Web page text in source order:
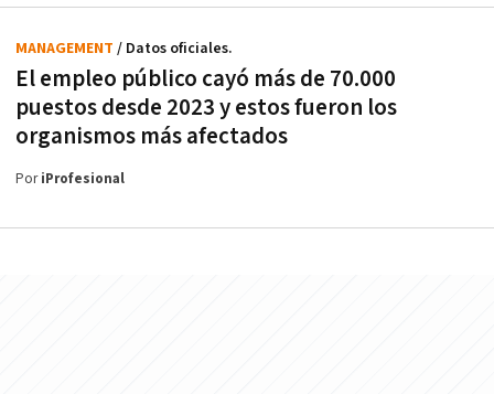
El empleo público cayó más de 70.000
puestos desde 2023 y estos fueron los
organismos más afectados
MANAGEMENT / Datos oficiales.
PoriProfesional